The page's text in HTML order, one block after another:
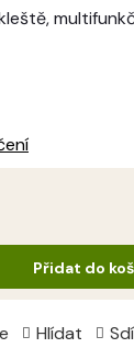
Hlídat
Přidat do